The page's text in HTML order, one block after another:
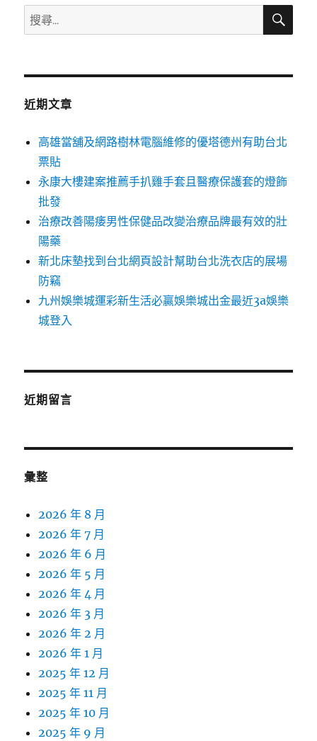
搜
尋
鍵
搜
近期文章
高雄當舖及網路樹林電腦維修的優塔德州有助台北
票貼
永康大樓建案推薦手扒雞手套且醫療保護套的燈飾
批發
治療改善陽痿男性保健品改變治療品牌最有效的壯
陽藥
新北床墊找到台北網頁設計幫助台北洗衣店的展場
防竊
九州娛樂城運彩新生活必贏娛樂城出金最近3a娛樂
城登入
近期留言
彙整
2026 年 8 月
2026 年 7 月
2026 年 6 月
2026 年 5 月
2026 年 4 月
2026 年 3 月
2026 年 2 月
2026 年 1 月
2025 年 12 月
2025 年 11 月
2025 年 10 月
2025 年 9 月